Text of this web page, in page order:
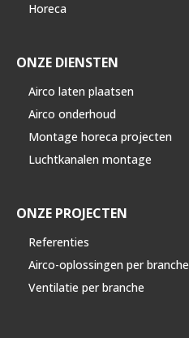
Horeca
ONZE DIENSTEN
Airco laten plaatsen
Airco onderhoud
Montage horeca projecten
Luchtkanalen montage
ONZE PROJECTEN
Referenties
Airco-oplossingen per branche
Ventilatie per branche